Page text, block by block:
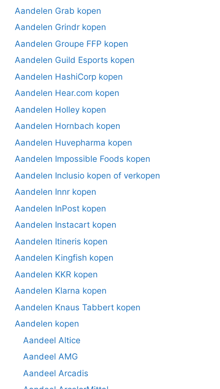
Aandelen Grab kopen
Aandelen Grindr kopen
Aandelen Groupe FFP kopen
Aandelen Guild Esports kopen
Aandelen HashiCorp kopen
Aandelen Hear.com kopen
Aandelen Holley kopen
Aandelen Hornbach kopen
Aandelen Huvepharma kopen
Aandelen Impossible Foods kopen
Aandelen Inclusio kopen of verkopen
Aandelen Innr kopen
Aandelen InPost kopen
Aandelen Instacart kopen
Aandelen Itineris kopen
Aandelen Kingfish kopen
Aandelen KKR kopen
Aandelen Klarna kopen
Aandelen Knaus Tabbert kopen
Aandelen kopen
Aandeel Altice
Aandeel AMG
Aandeel Arcadis